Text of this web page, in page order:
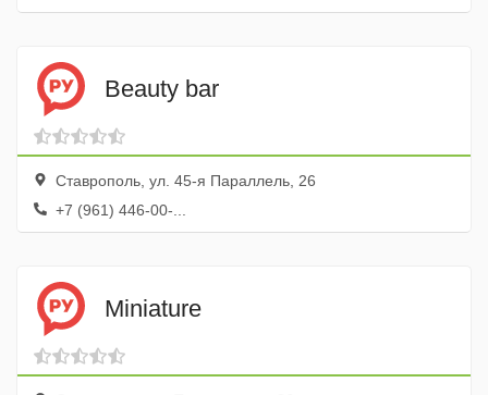
Beauty bar
Ставрополь, ул. 45-я Параллель, 26
+7 (961) 446-00-...
Miniature